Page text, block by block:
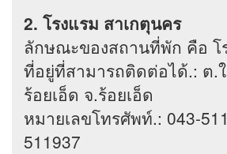
2. โรงแรม สาเกตุนคร
ลักษณะของสถานที่พัก คือ โ
ที่อยู่ที่สามารถติดต่อได้.: ต.ใ
ร้อยเอ็ด จ.ร้อยเอ็ด
หมายเลขโทรศัพท์.: 043-
511937